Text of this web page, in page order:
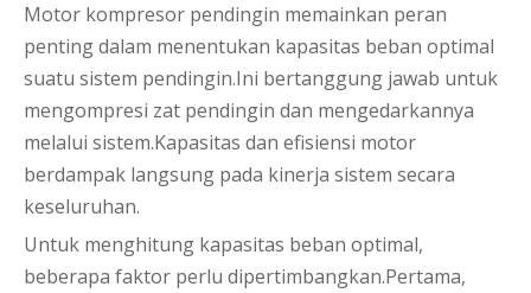
Motor kompresor pendingin memainkan peran
penting dalam menentukan kapasitas beban optimal
suatu sistem pendingin.Ini bertanggung jawab untuk
mengompresi zat pendingin dan mengedarkannya
melalui sistem.Kapasitas dan efisiensi motor
berdampak langsung pada kinerja sistem secara
keseluruhan.
Untuk menghitung kapasitas beban optimal,
beberapa faktor perlu dipertimbangkan.Pertama,